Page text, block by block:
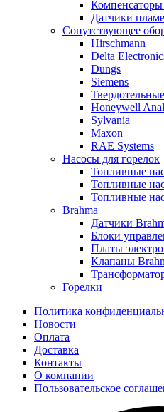
Датчики
Сопутствующее
Hirschmann
Delta
Dungs
Siemens
Honeywell
Sylvania
Maxon
RAE Systems
Насосы для горелок
Топливные
Топливные
Топливные
Brahma
Датчики
Блоки
Платы
Клапаны
Горелки
Политика
Новости
Оплата
Доставка
Контакты
О компании
Пользовательское